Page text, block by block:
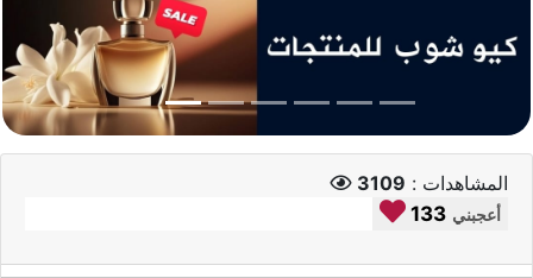
المشاهدات : 3109
133 أعجبني